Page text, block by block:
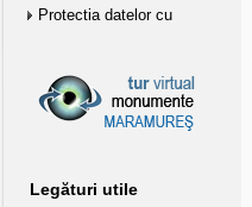
Protectia datelor cu
Legături utile